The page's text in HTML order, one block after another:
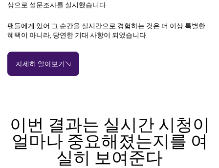
상으로 설문조사를 실시했습니다.
팬들에게 있어 그 순간을 실시간으로 경험하는 것은 더 이상 특별한
혜택이 아니라, 당연한 기대 사항이 되었습니다.
자세히 알아보기
이번 결과는 실시간 시청이
얼마나 중요해졌는지를 여
실히 보여준다